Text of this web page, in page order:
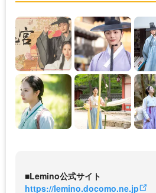
■Lemino公式サイト
https://lemino.docomo.ne.jp